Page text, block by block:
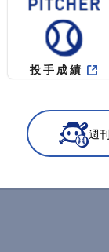
投手成績
週